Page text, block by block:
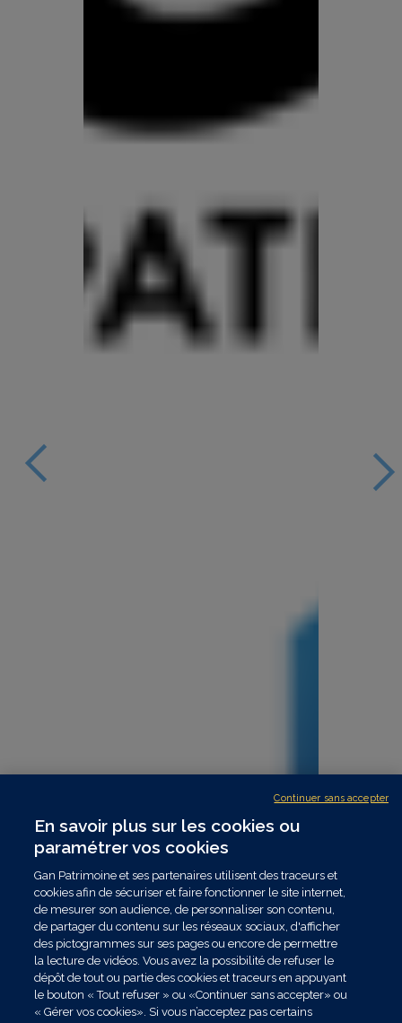
En savoir plus sur les cookies ou
paramétrer vos cookies
Gan Patrimoine et ses partenaires utilisent des traceurs et
cookies afin de sécuriser et faire fonctionner le site internet,
de mesurer son audience, de personnaliser son contenu,
de partager du contenu sur les réseaux sociaux, d'afficher
des pictogrammes sur ses pages ou encore de permettre
la lecture de vidéos. Vous avez la possibilité de refuser le
dépôt de tout ou partie des cookies et traceurs en appuyant
le bouton « Tout refuser » ou «Continuer sans accepter» ou
« Gérer vos cookies». Si vous n’acceptez pas certains
Continuer sans accepter